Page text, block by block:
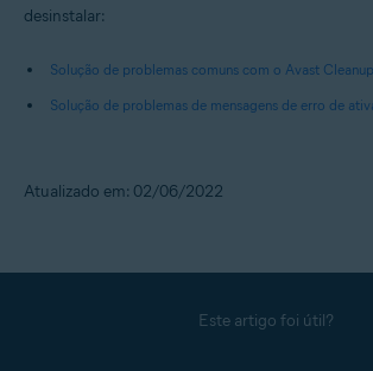
desinstalar:
Solução de problemas comuns com o Avast
Solução de problemas de mensagens de erro de
Atualizado em: 02/06/2022
Este artigo foi útil?